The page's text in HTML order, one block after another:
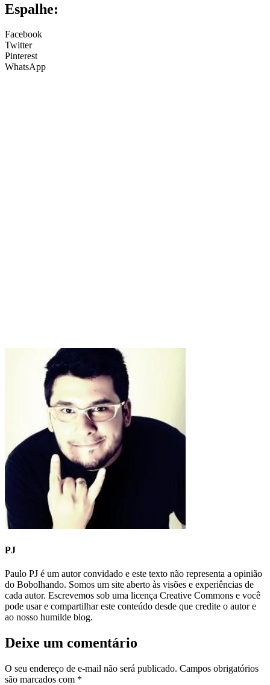
Espalhe:
Facebook
Twitter
Pinterest
WhatsApp
PJ
Paulo PJ é um autor convidado e este texto não representa a opinião
do Bobolhando. Somos um site aberto às visões e experiências de
cada autor. Escrevemos sob uma licença Creative Commons e você
pode usar e compartilhar este conteúdo desde que credite o autor e
ao nosso humilde blog.
Deixe um comentário
O seu endereço de e-mail não será publicado. Campos obrigatórios
são marcados com *